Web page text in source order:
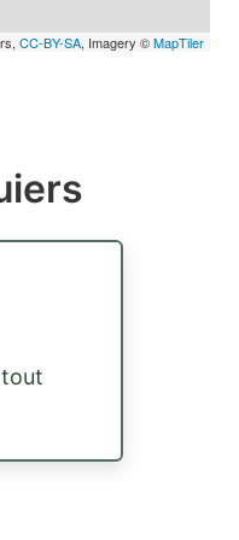
CC-BY-SA, Imagery ©MapTiler